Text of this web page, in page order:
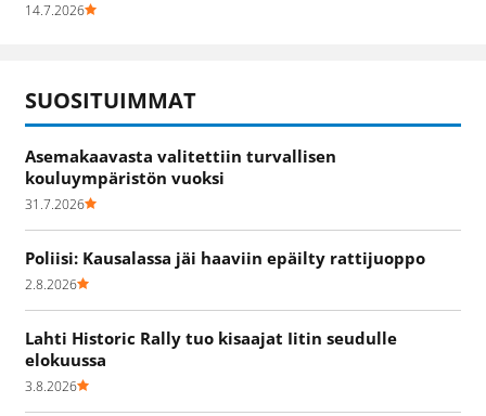
14.7.2026
SUOSITUIMMAT
Asemakaavasta valitettiin turvallisen
kouluympäristön vuoksi
31.7.2026
Poliisi: Kausalassa jäi haaviin epäilty rattijuoppo
2.8.2026
Lahti Historic Rally tuo kisaajat Iitin seudulle
elokuussa
3.8.2026